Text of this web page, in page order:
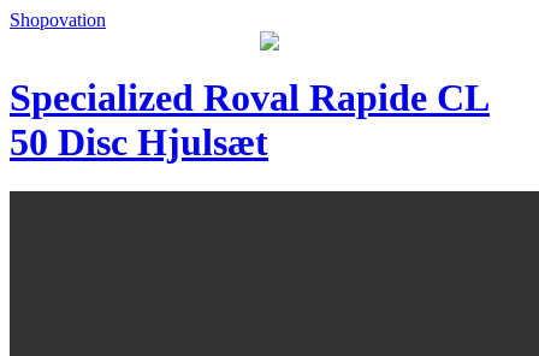
Shopovation
Specialized Roval Rapide CL
50 Disc Hjulsæt